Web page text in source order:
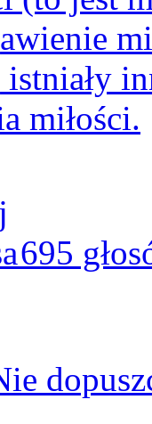
miłości.
695